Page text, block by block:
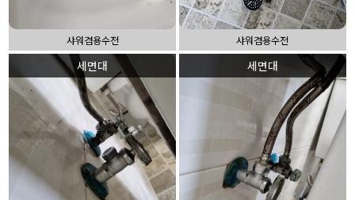
샤워겸용수전 샤워겸용수전
세면대 세면대